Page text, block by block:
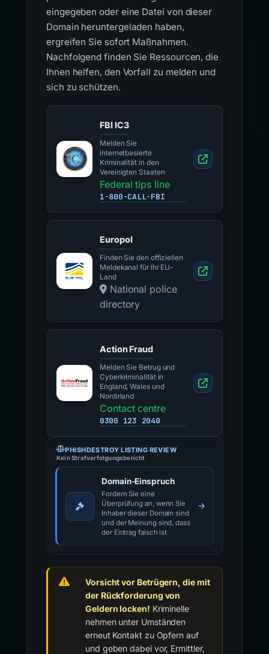
eingegeben oder eine Datei von dieser
Domain heruntergeladen haben,
ergreifen Sie sofort Maßnahmen.
Nachfolgend finden Sie Ressourcen, die
Ihnen helfen, den Vorfall zu melden und
sich zu schützen.
FBI IC3
Melden Sie
internetbasierte
Kriminalität in den
Vereinigten Staaten
Federal tips line
1-800-CALL-FBI
Europol
Finden Sie den offiziellen
Meldekanal für Ihr EU-
Land
National police
directory
Action Fraud
Melden Sie Betrug und
Cyberkriminalität in
England, Wales und
Nordirland
Contact centre
0300 123 2040
PHISHDESTROY LISTING REVIEW
Kein Strafverfolgungsbericht
Domain-Einspruch
Fordern Sie eine
Überprüfung an, wenn Sie
Inhaber dieser Domain sind
und der Meinung sind, dass
der Eintrag falsch ist
Vorsicht vor Betrügern, die mit
der Rückforderung von
Geldern locken! Kriminelle
nehmen unter Umständen
erneut Kontakt zu Opfern auf
und geben dabei vor, Ermittler,